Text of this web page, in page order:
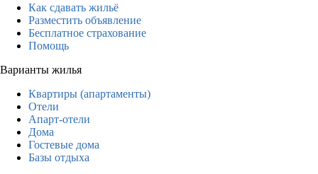
Как сдавать жильё
Разместить объявление
Бесплатное страхование
Помощь
Варианты жилья
Квартиры (апартаменты)
Отели
Апарт-отели
Дома
Гостевые дома
Базы отдыха